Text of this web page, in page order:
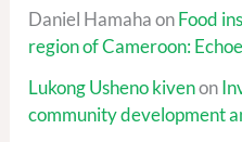
Daniel HamahaonFood
region of Cameroon:
Lukong Usheno kivenon
community development